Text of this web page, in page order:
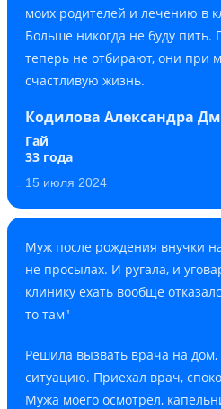
моих родителей и лечению в
Больше никогда не буду пить.
теперь не отбирают, они при
счастливую жизнь.
Кодилова Александра
Гай
33 года
15 июля 2024
Муж после рождения внучки
не просылах. И ругала, и
клинику ехать вообще
то там"
Решила вызвать врача на
ситуацию. Приехал врач,
Мужа моего осмотрел,